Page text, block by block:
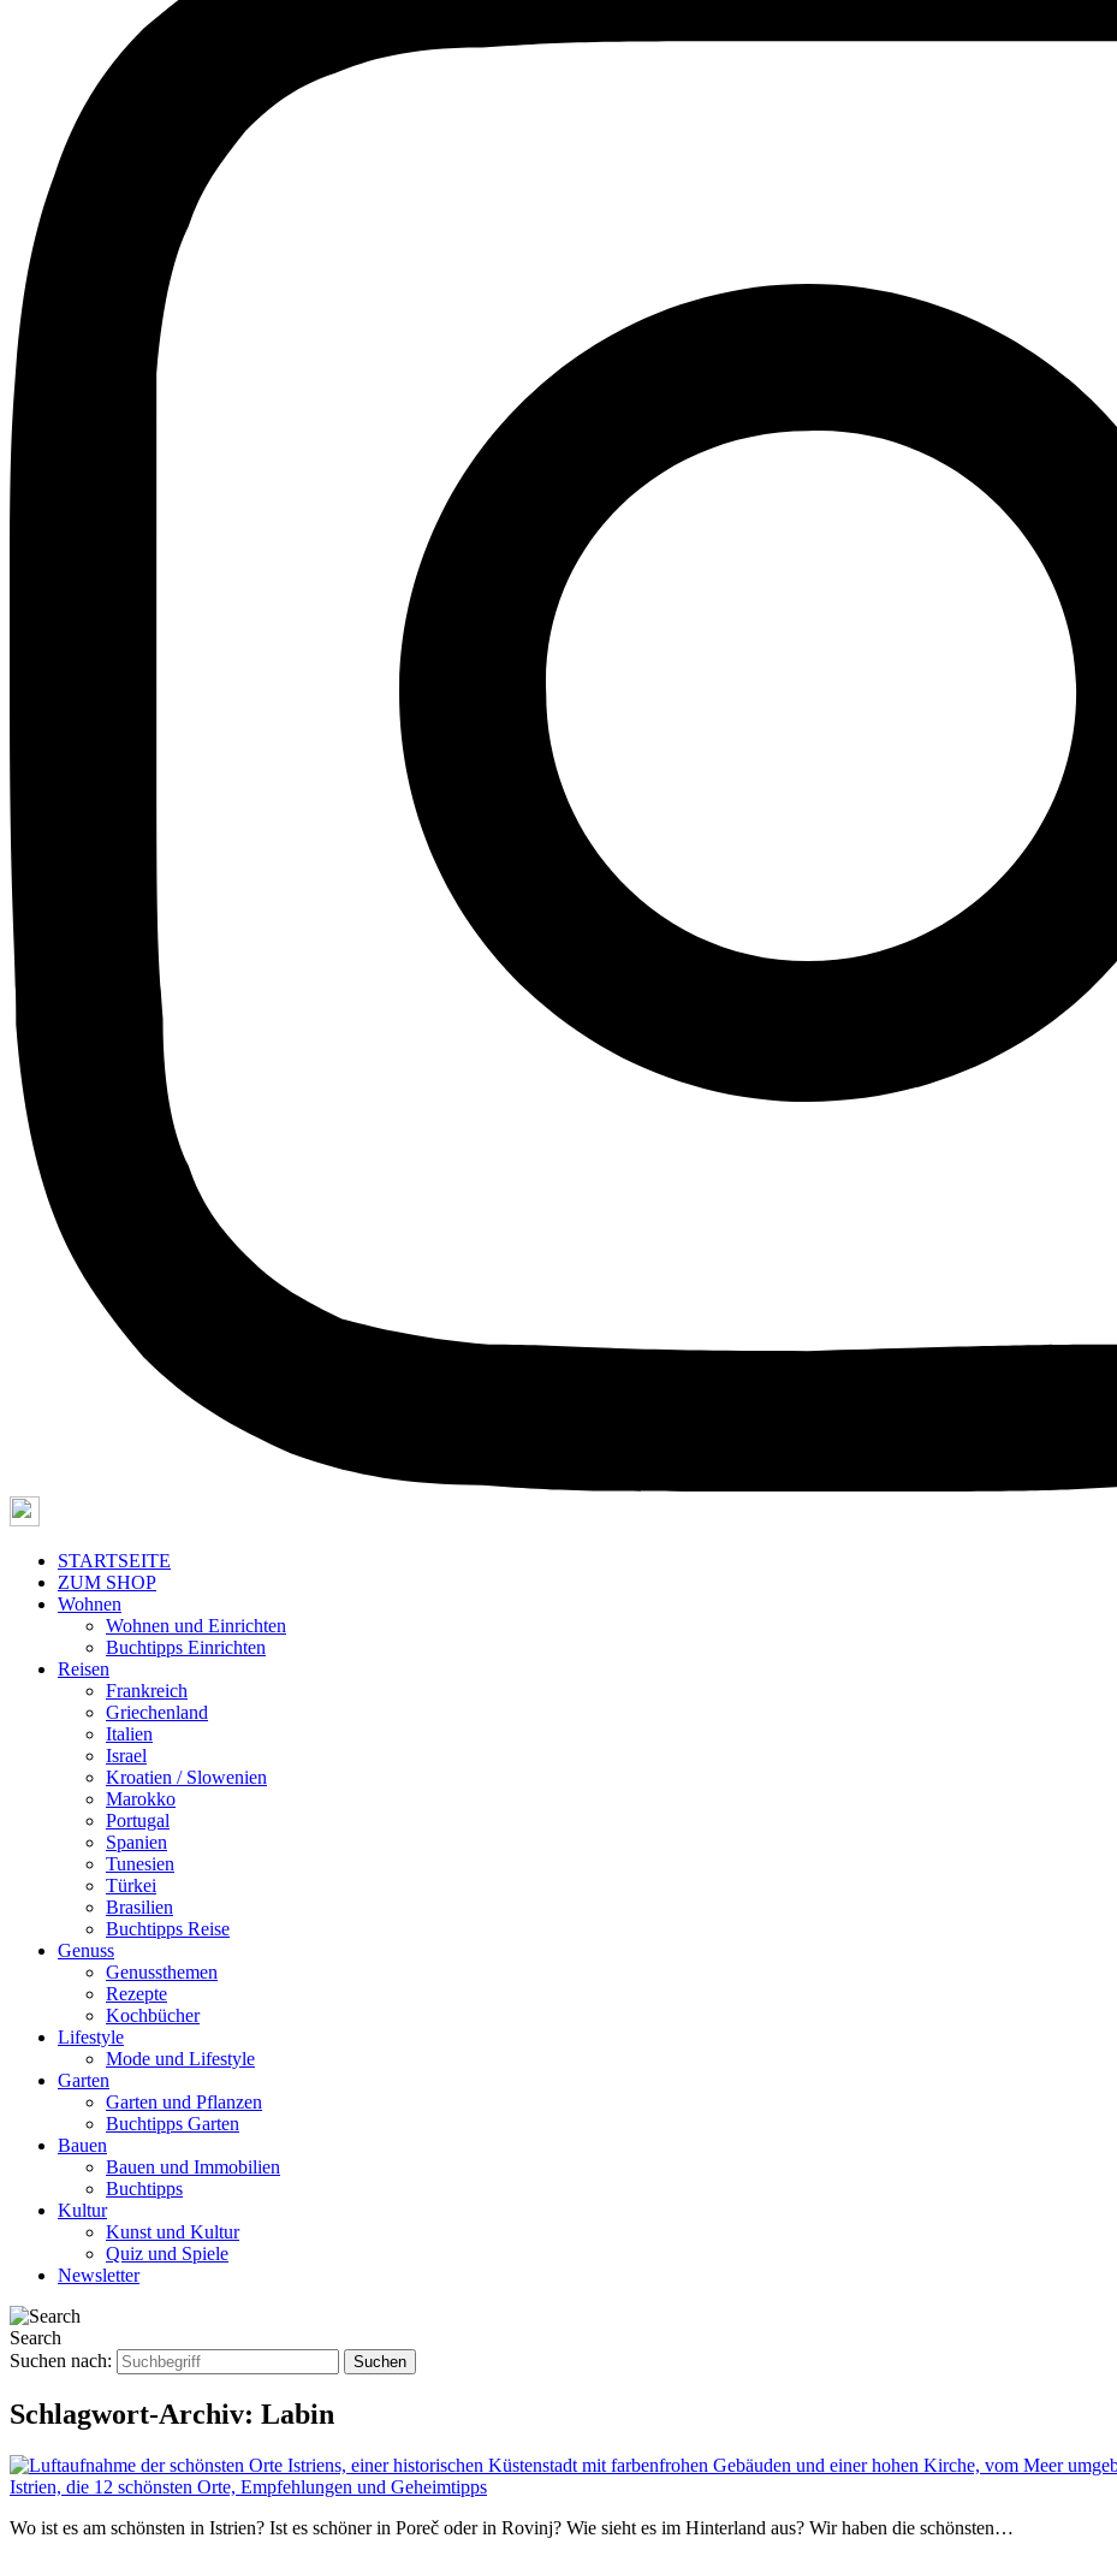
STARTSEITE
ZUM SHOP
Wohnen
Wohnen und Einrichten
Buchtipps Einrichten
Reisen
Frankreich
Griechenland
Italien
Israel
Kroatien / Slowenien
Marokko
Portugal
Spanien
Tunesien
Türkei
Brasilien
Buchtipps Reise
Genuss
Genussthemen
Rezepte
Kochbücher
Lifestyle
Mode und Lifestyle
Garten
Garten und Pflanzen
Buchtipps Garten
Bauen
Bauen und Immobilien
Buchtipps
Kultur
Kunst und Kultur
Quiz und Spiele
Newsletter
Search
Suchen nach:
Schlagwort-Archiv: Labin
Istrien, die 12 schönsten Orte, Empfehlungen und Geheimtipps
Wo ist es am schönsten in Istrien? Ist es schöner in Poreč oder in Rovinj? Wie sieht es im Hinterland aus? Wir haben die schönsten…